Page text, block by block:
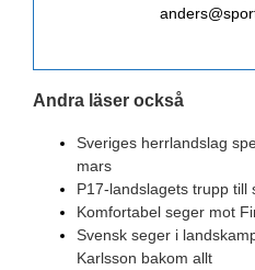
Andra läser också
Sveriges herrlandslag
mars
P17-landslagets trupp
Komfortabel seger mot
Svensk seger i
Karlsson bakom allt